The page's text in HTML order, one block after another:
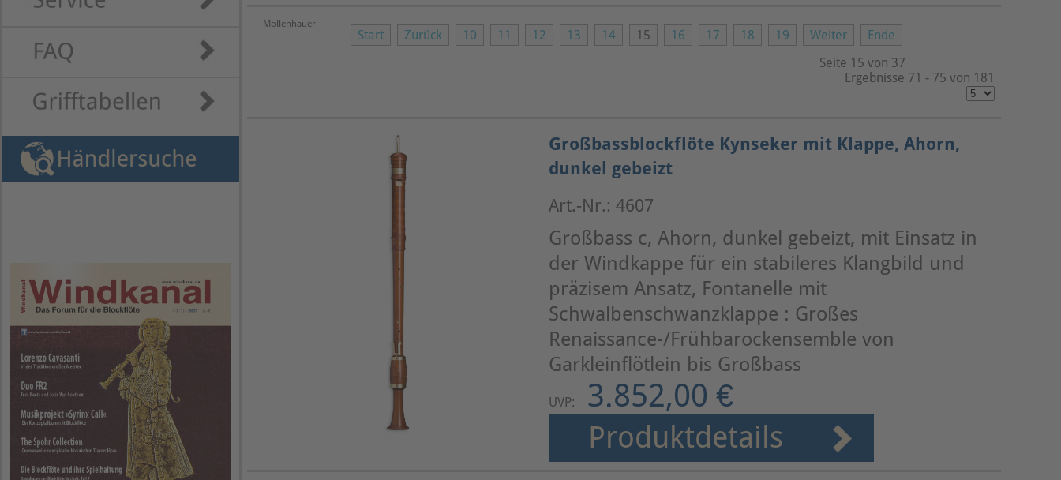
Mollenhauer
Start Zurück 10 11 12 13 14 15 16 17 18 19 Weiter
Ende
Seite 15 von 37
Ergebnisse 71 - 75 von 181
Großbassblockflöte Kynseker mit Klappe, Ahorn,
dunkel gebeizt
Art.-Nr.: 4607
Großbass c, Ahorn, dunkel gebeizt, mit Einsatz in
der Windkappe für ein stabileres Klangbild und
präzisem Ansatz, Fontanelle mit
Schwalbenschwanzklappe : Großes
Renaissance-/Frühbarockensemble von
Garkleinflötlein bis Großbass
UVP: 3.852,00 €
Produktdetails